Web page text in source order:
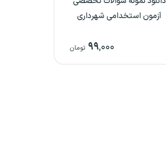
آزمون استخدامی شهرداری
۹۹,۰۰۰ تومان